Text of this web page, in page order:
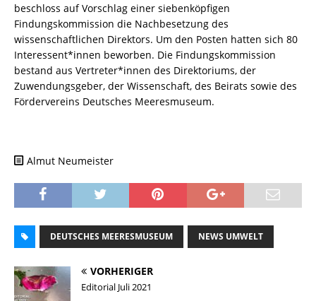
beschloss auf Vorschlag einer siebenköpfigen
Findungskommission die Nachbesetzung des
wissenschaftlichen Direktors. Um den Posten hatten sich 80
Interessent*innen beworben. Die Findungskommission
bestand aus Vertreter*innen des Direktoriums, der
Zuwendungsgeber, der Wissenschaft, des Beirats sowie des
Fördervereins Deutsches Meeresmuseum.
Almut Neumeister
DEUTSCHES MEERESMUSEUM NEWS UMWELT
VORHERIGER
Editorial Juli 2021